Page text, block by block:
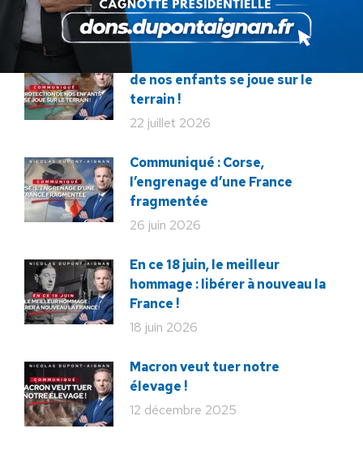
ARTICLES LIÉS
Communiqué : La protection
de nos enfants se joue sur le
terrain !
22 juillet 2026
Communiqué : Corse,
l’engrenage d’une France
fragmentée
26 juin 2026
En ce 18 juin, le meilleur
hommage : libérer à nouveau la
France !
18 juin 2026
Macron veut tuer notre
élevage !
12 décembre 2025